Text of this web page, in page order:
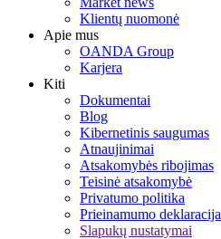
Klientų nuomonė
Apie mus
OANDA Group
Karjera
Kiti
Dokumentai
Blog
Kibernetinis saugumas
Atnaujinimai
Atsakomybės ribojimas
Teisinė atsakomybė
Privatumo politika
Prieinamumo deklaracija
Slapukų nustatymai